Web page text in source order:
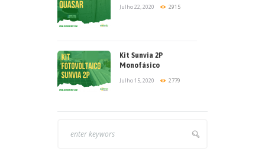
Julho 22, 2020 2915
Kit Sunvia 2P
Monofásico
Julho 15, 2020 2779